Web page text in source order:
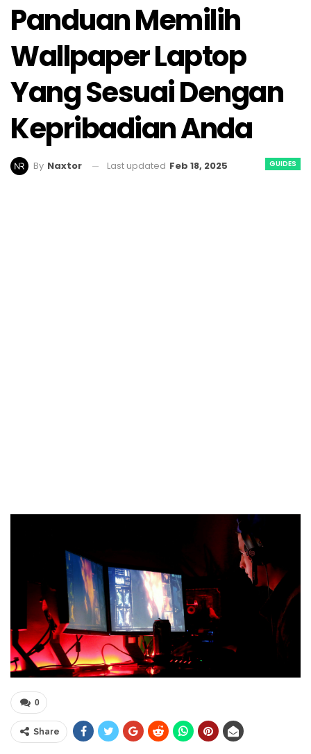
Panduan Memilih
Wallpaper Laptop
Yang Sesuai Dengan
Kepribadian Anda
GUIDES
By Naxtor Last updated Feb 18, 2025
0
Share